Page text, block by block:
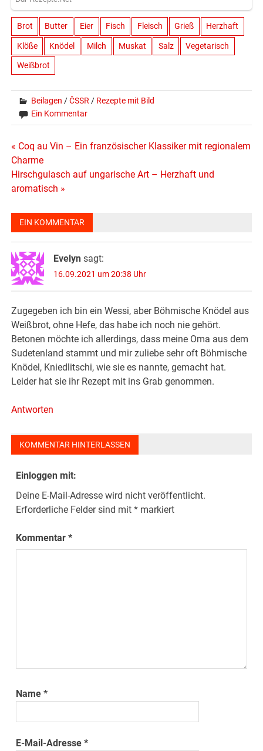
Brot Butter Eier Fisch Fleisch Grieß Herzhaft
Klöße Knödel Milch Muskat Salz Vegetarisch
Weißbrot
Beilagen /ČSSR/ Rezepte mit Bild
Ein Kommentar
Beitragsnavigation
« Coq au Vin – Ein französischer Klassiker mit regionalem
Charme
Hirschgulasch auf ungarische Art – Herzhaft und
aromatisch »
EIN KOMMENTAR
Evelyn sagt:
16.09.2021 um 20:38 Uhr
Zugegeben ich bin ein Wessi, aber Böhmische Knödel aus
Weißbrot, ohne Hefe, das habe ich noch nie gehört.
Betonen möchte ich allerdings, dass meine Oma aus dem
Sudetenland stammt und mir zuliebe sehr oft Böhmische
Knödel, Kniedlitschi, wie sie es nannte, gemacht hat.
Leider hat sie ihr Rezept mit ins Grab genommen.
Antworten
KOMMENTAR HINTERLASSEN
Einloggen mit:
Deine E-Mail-Adresse wird nicht veröffentlicht.
Erforderliche Felder sind mit* markiert
Kommentar*
Name*
E-Mail-Adresse*